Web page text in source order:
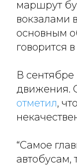
маршрут
вокзалами
основным
говорится
В
движения.
отметил,
“Самое
автобусам,